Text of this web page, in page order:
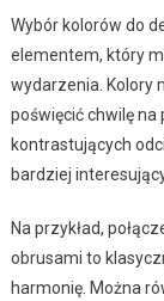
Wybór kolorów do
elementem, który
wydarzenia. Kolory
poświęcić chwilę
kontrastujących
bardziej
Na przykład,
obrusami to
harmonię. Można